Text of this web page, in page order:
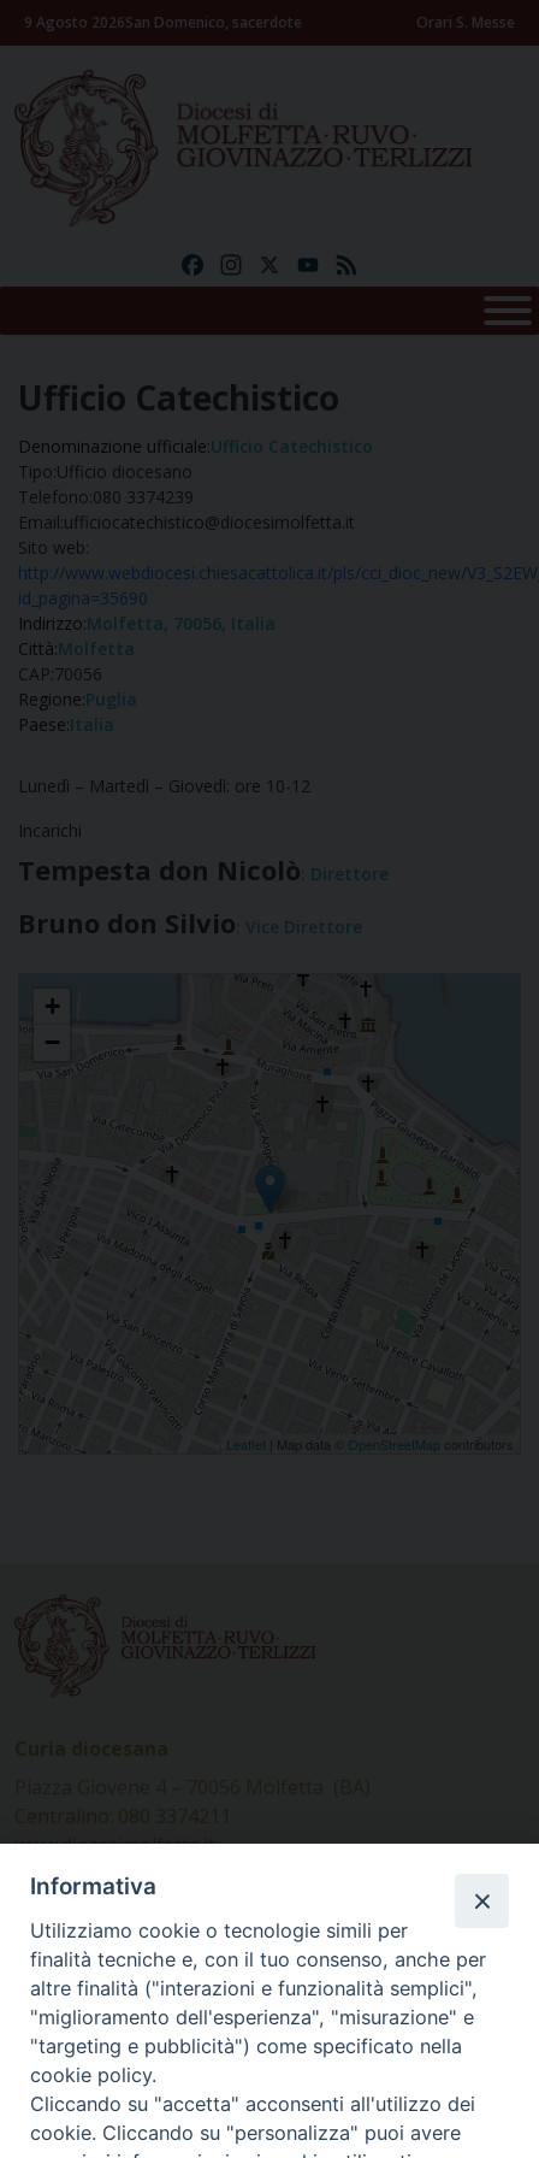
Skip9 Agosto 2026San Domenico, sacerdote Orari S. Messe
FacebookInstagramYouTube
Ufficio Catechistico
Denominazione ufficiale:Ufficio Catechistico
Tipo:Ufficio diocesano
Telefono:080 3374239
Email:ufficiocatechistico@diocesimolfetta.it
Sito web:
http://www.webdiocesi.chiesacattolica.it/pls/cci_dioc_new/
id_pagina=35690
Indirizzo:Molfetta, 70056, Italia
Città:Molfetta
CAP:70056
Regione:Puglia
Paese:Italia
Lunedì – Martedì – Giovedì: ore 10-12
Incarichi
Tempesta don Nicolò: Direttore
Bruno don Silvio: Vice Direttore
+
−
Leaflet | Map data © OpenStreetMap contributors
www.diocesimolfetta.it –
diocesimolfetta@pec.chiesacattolica.it
Ufficio Comunicazioni sociali
Piazza Giovene 4 – 70056 Molfetta (BA)
comunicazionisociali@diocesimolfetta.it
SEGUICI SU
Facebook
Instagram
X YouTube
Feed
Informativa
Utilizziamo cookie o tecnologie simili per
finalità tecniche e, con il tuo consenso, anche per
altre finalità ("interazioni e funzionalità semplici",
"miglioramento dell'esperienza", "misurazione" e
"targeting e pubblicità") come specificato nella
cookie policy.
Cliccando su "accetta" acconsenti all'utilizzo dei
cookie. Cliccando su "personalizza" puoi avere